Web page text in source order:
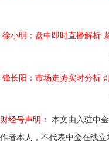
徐小明：盘中即时直播解析
锋长阳：市场走势实时分析
财经号声明：
本文由入驻中
作者本人，不代表中金在线